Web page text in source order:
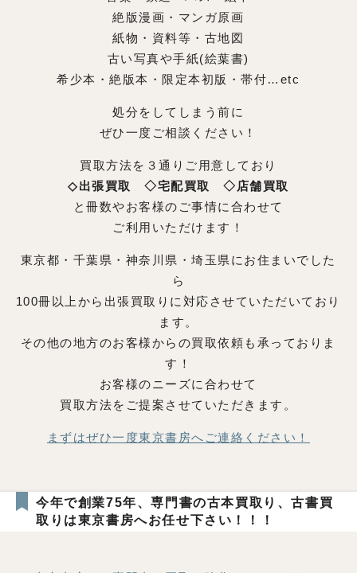
絶版漫画・マンガ原画
紙物・資料等・古地図
古い写真や手紙(絵葉書)
希少本・絶版本・限定本初版・帯付…etc
処分をしてしまう前に
ぜひ一度ご相談ください！
買取方法を３通りご用意しており
◇出張買取 ◇宅配買取 ◇店舗買取
と冊数やお客様のご事情に合わせて
ご利用いただけます！
東京都・千葉県・神奈川県・埼玉県にお住まいでした
ら
100冊以上から出張買取りに対応させていただいており
ます。
その他の地方のお客様からの買取依頼も承っておりま
す！
お客様のニーズに合わせて
買取方法をご提案させていただきます。
まずはぜひ一度東京書房へご連絡ください！
今年で創業75年、専門書の古本買取り、古書買
取りは東京書房へお任せ下さい！！！